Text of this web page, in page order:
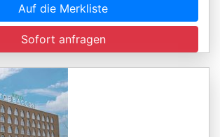
Auf die Merkliste
Sofort anfragen